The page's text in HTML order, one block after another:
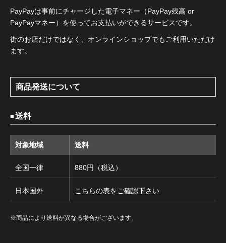
PayPayは事前にチャージした電子マネー（PayPay残高 or
PayPayマネー）を使ってお支払いができるサービスです。
街のお店だけではなく、オンラインショップでもご利用いただけ
ます。
商品発送について
送料
対象地域 送料
全国一律 880円（税込）
日本国外 こちらの表をご確認下さい
※商品により送料が異なる場合がございます。